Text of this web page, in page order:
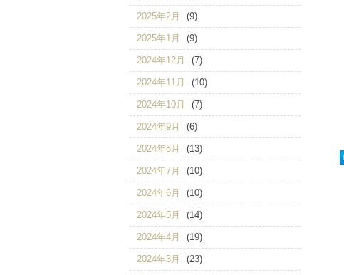
2025年2月 (9)
2025年1月 (9)
2024年12月 (7)
2024年11月 (10)
2024年10月 (7)
2024年9月 (6)
2024年8月 (13)
2024年7月 (10)
2024年6月 (10)
2024年5月 (14)
2024年4月 (19)
2024年3月 (23)